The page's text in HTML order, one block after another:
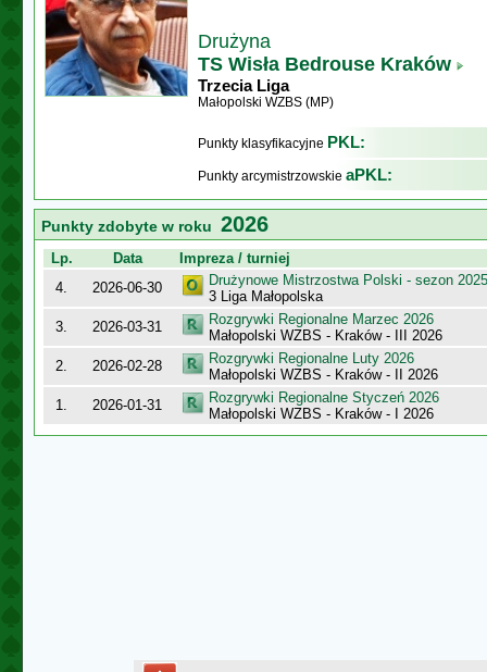
Drużyna
TS Wisła Bedrouse Kraków
Trzecia Liga
Małopolski WZBS (MP)
Punkty klasyfikacyjne PKL:
Punkty arcymistrzowskie aPKL:
Punkty zdobyte w roku 2026
Lp. Data
Impreza / turniej
4.
2026-06-30
Drużynowe Mistrzostwa Polski - sezon
3 Liga Małopolska
3.
2026-03-31
Rozgrywki Regionalne Marzec 2026
Małopolski WZBS - Kraków - III 2026
2.
2026-02-28
Rozgrywki Regionalne Luty 2026
Małopolski WZBS - Kraków - II 2026
1.
2026-01-31
Rozgrywki Regionalne Styczeń 2026
Małopolski WZBS - Kraków - I 2026